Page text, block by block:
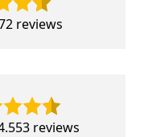
reviews
reviews